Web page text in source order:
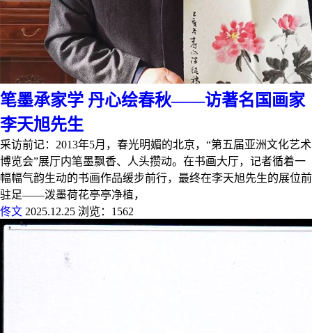
笔墨承家学 丹心绘春秋——访著名国画家
李天旭先生
采访前记：2013年5月，春光明媚的北京，“第五届亚洲文化艺术
博览会”展厅内笔墨飘香、人头攒动。在书画大厅，记者循着一
幅幅气韵生动的书画作品缓步前行，最终在李天旭先生的展位前
驻足——泼墨荷花亭亭净植，
佟文 2025.12.25 浏览：1562